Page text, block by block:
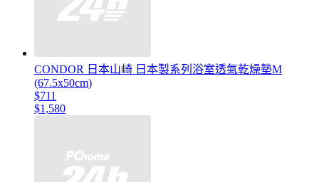
CONDOR 日本山崎 日本製系列浴室透氣乾燥墊M
(67.5x50cm)
$711
$1,580